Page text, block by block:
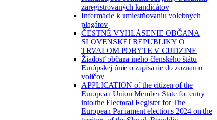
zaregistrovaných kandidátov
Informácie k umiestňovaniu volebných
plagátov
ČESTNÉ VYHLÁSENIE OBČANA
SLOVENSKEJ REPUBLIKY O
TRVALOM POBYTE V CUDZINE
Žiadosť občana iného členského štátu
Európskej únie o zapísanie do zoznamu
voličov
APPLICATION of the citizen of the
European Union Member State for entry
into the Electoral Register for The
European Parliament elections 2024 on the